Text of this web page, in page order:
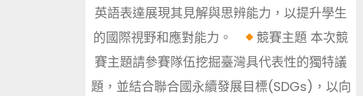
英語表達展現其見解與思辨能力，以提升學生
的國際視野和應對能力。
競賽主題 本次競
賽主題請參賽隊伍挖掘臺灣具代表性的獨特議
題，並結合聯合國永續發展目標(SDGs)，以向